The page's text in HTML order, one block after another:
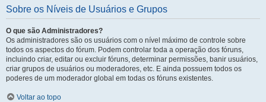
Sobre os Níveis de Usuários e Grupos
O que são Administradores?
Os administradores são os usuários com o nível máximo de controle sobre
todos os aspectos do fórum. Podem controlar toda a operação dos fóruns,
incluindo criar, editar ou excluir fóruns, determinar permissões, banir usuários,
criar grupos de usuários ou moderadores, etc. E ainda possuem todos os
poderes de um moderador global em todas os fóruns existentes.
Voltar ao topo